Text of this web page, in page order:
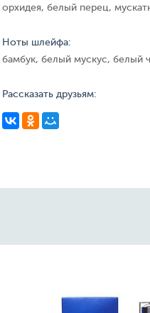
орхидея, белый перец,
Ноты шлейфа:
бамбук, белый мускус, белый
Рассказать друзьям: